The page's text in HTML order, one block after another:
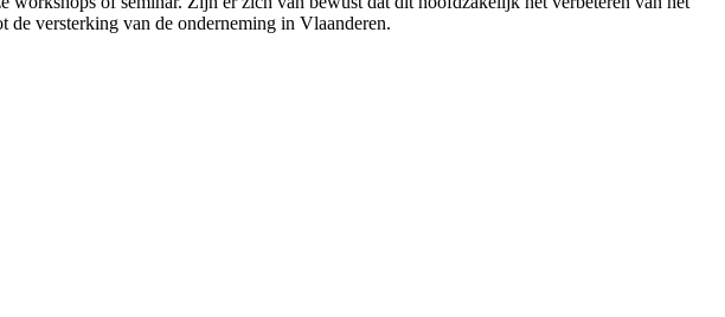
de versterking van de onderneming in Vlaanderen.